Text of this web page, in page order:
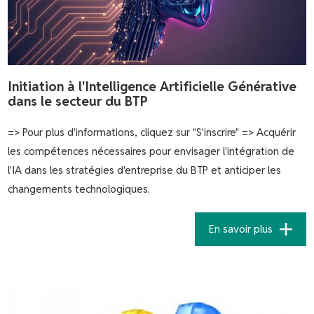
Initiation à l'Intelligence Artificielle Générative
dans le secteur du BTP
=> Pour plus d'informations, cliquez sur "S'inscrire" => Acquérir
les compétences nécessaires pour envisager l'intégration de
l'IA dans les stratégies d'entreprise du BTP et anticiper les
changements technologiques.
En savoir plus